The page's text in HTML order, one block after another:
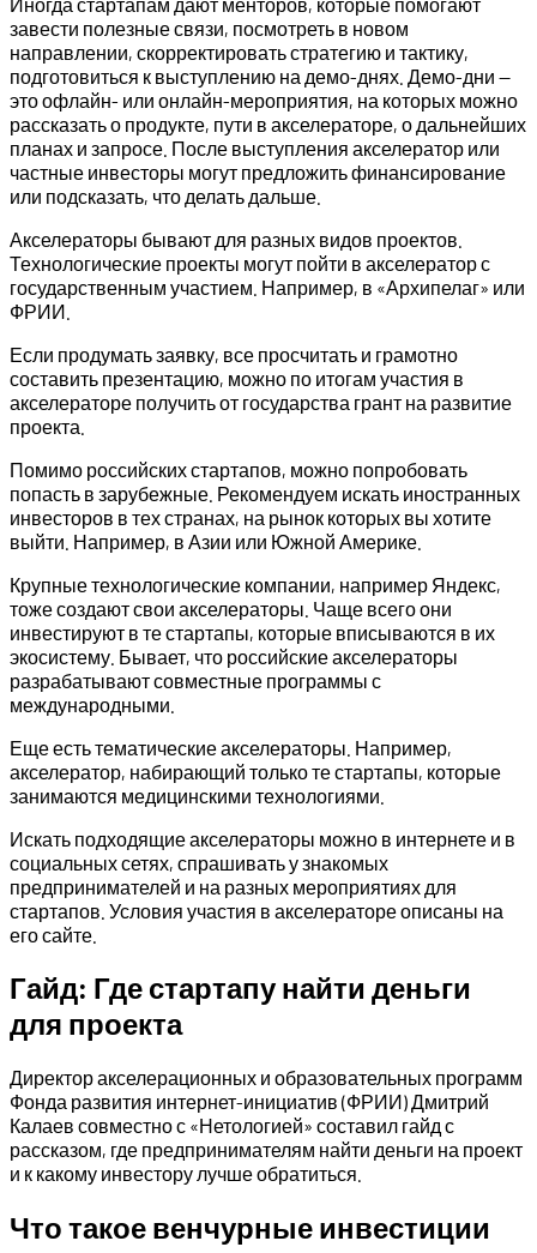
завести полезные связи, посмотреть в новом
направлении, скорректировать стратегию и тактику,
подготовиться к выступлению на демо-днях. Демо-дни —
это офлайн- или онлайн-мероприятия, на которых можно
рассказать о продукте, пути в акселераторе, о дальнейших
планах и запросе. После выступления акселератор или
частные инвесторы могут предложить финансирование
или подсказать, что делать дальше.
Акселераторы бывают для разных видов проектов.
Технологические проекты могут пойти в акселератор с
государственным участием. Например, в «Архипелаг» или
ФРИИ.
Если продумать заявку, все просчитать и грамотно
составить презентацию, можно по итогам участия в
акселераторе получить от государства грант на развитие
проекта.
Помимо российских стартапов, можно попробовать
попасть в зарубежные. Рекомендуем искать иностранных
инвесторов в тех странах, на рынок которых вы хотите
выйти. Например, в Азии или Южной Америке.
Крупные технологические компании, например Яндекс,
тоже создают свои акселераторы. Чаще всего они
инвестируют в те стартапы, которые вписываются в их
экосистему. Бывает, что российские акселераторы
разрабатывают совместные программы с
международными.
Еще есть тематические акселераторы. Например,
акселератор, набирающий только те стартапы, которые
занимаются медицинскими технологиями.
Искать подходящие акселераторы можно в интернете и в
социальных сетях, спрашивать у знакомых
предпринимателей и на разных мероприятиях для
стартапов. Условия участия в акселераторе описаны на
его сайте.
Гайд: Где стартапу найти деньги
для проекта
Директор акселерационных и образовательных программ
Фонда развития интернет-инициатив (ФРИИ) Дмитрий
Калаев совместно с «Нетологией» составил гайд с
рассказом, где предпринимателям найти деньги на проект
и к какому инвестору лучше обратиться.
Что такое венчурные инвестиции